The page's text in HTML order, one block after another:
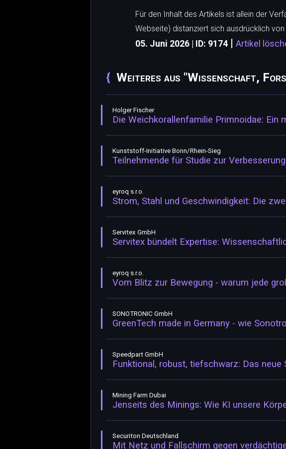
Für den Inhalt des Artikels ist allein der
Webseite) distanziert sich ausdrücklich
05. Juni 2026 | ID: 9174 | Artikel
Weiteres aus "Wissenschaft,
Holger Fischer
Die Weichkorallenfamilie Primnoidae:
Kunststoff-Initiative Bonn/Rhein-Sieg
Teilnehmende für Studie zur
eyroq s.r.o.
Strom, Stahl und Geschwindigkeit: Die
Servitex GmbH
Servitex bündelt Expertise:
eyroq s.r.o.
Vom Blitz zur Bewegung - warum jede
SONOTRONIC GmbH
GreenTech made in Germany - wie
Speedpart GmbH
Funktional, robust, tiefschwarz: Das
Mining Farm Dubai
Jenseits des Minings: Wie KI unsere
Securiton Deutschland
Mit Netz und Fallschirm gegen